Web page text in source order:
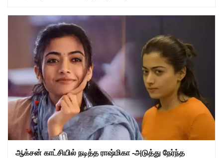
ஆக்சன் காட்சியில் நடித்த ராஷ்மிகா -அடுத்து நேர்ந்த